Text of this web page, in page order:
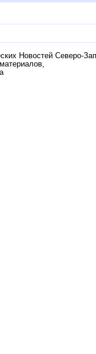
Новостей Северо-